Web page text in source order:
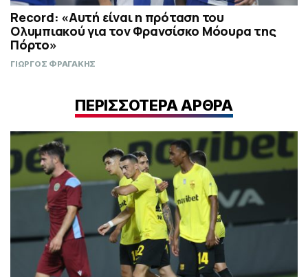
Record: «Αυτή είναι η πρόταση του
Ολυμπιακού για τον Φρανσίσκο Μόουρα της
Πόρτο»
ΓΙΩΡΓΟΣ ΦΡΑΓΑΚΗΣ
ΠΕΡΙΣΣΟΤΕΡΑ ΑΡΘΡΑ